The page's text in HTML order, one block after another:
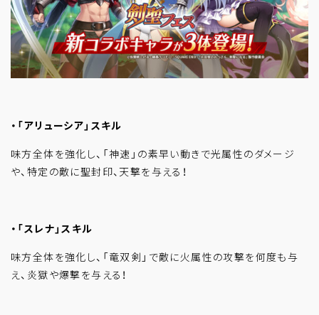
・「アリューシア」スキル
味方全体を強化し、「神速」の素早い動きで光属性のダメージ
や、特定の敵に聖封印、天撃を与える！
・「スレナ」スキル
味方全体を強化し、「竜双剣」で敵に火属性の攻撃を何度も与
え、炎獄や爆撃を与える！